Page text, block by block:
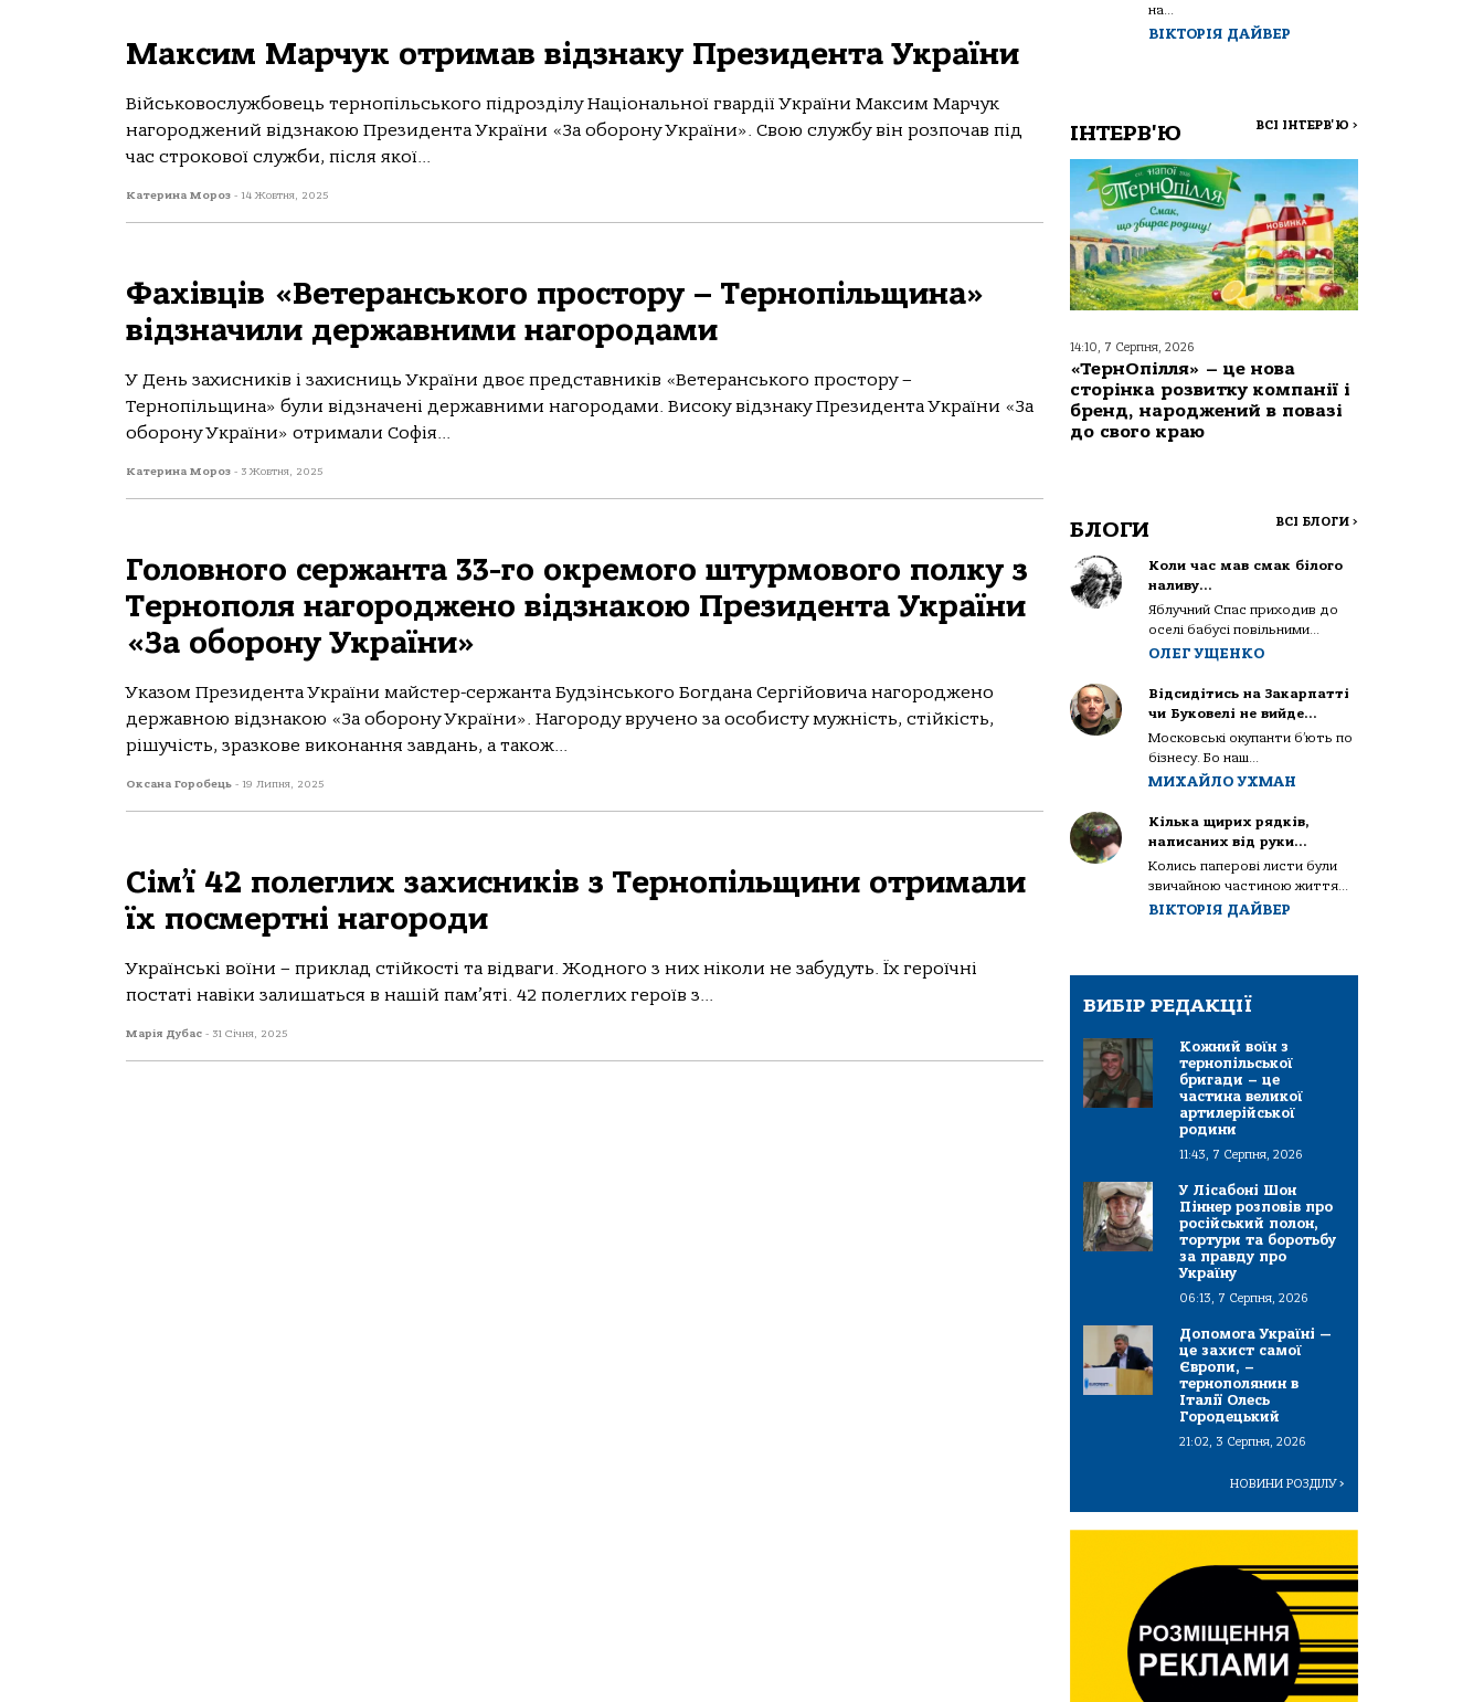
Максим Марчук отримав відзнаку Президента України
Військовослужбовець тернопільського підрозділу Національної гвардії України Максим Марчук
нагороджений відзнакою Президента України «За оборону України». Свою службу він розпочав під
час строкової служби, після якої...
Катерина Мороз - 14 Жовтня, 2025
Фахівців «Ветеранського простору – Тернопільщина»
відзначили державними нагородами
У День захисників і захисниць України двоє представників «Ветеранського простору –
Тернопільщина» були відзначені державними нагородами. Високу відзнаку Президента України «За
оборону України» отримали Софія...
Катерина Мороз - 3 Жовтня, 2025
Головного сержанта 33-го окремого штурмового полку з
Тернополя нагороджено відзнакою Президента України
«За оборону України»
Указом Президента України майстер-сержанта Будзінського Богдана Сергійовича нагороджено
державною відзнакою «За оборону України». Нагороду вручено за особисту мужність, стійкість,
рішучість, зразкове виконання завдань, а також...
Оксана Горобець - 19 Липня, 2025
Сім’ї 42 полеглих захисників з Тернопільщини отримали
їх посмертні нагороди
Українські воїни – приклад стійкості та відваги. Жодного з них ніколи не забудуть. Їх героїчні
постаті навіки залишаться в нашій пам’яті. 42 полеглих героїв з...
Марія Дубас - 31 Січня, 2025
на...
ВІКТОРІЯ ДАЙВЕР
ІНТЕРВ'Ю ВСІ ІНТЕРВ'Ю >
14:10, 7 Серпня, 2026
«ТернОпілля» – це нова
сторінка розвитку компанії і
бренд, народжений в повазі
до свого краю
БЛОГИ ВСІ БЛОГИ >
Коли час мав смак білого
наливу…
Яблучний Спас приходив до
оселі бабусі повільними...
ОЛЕГ УЩЕНКО
Відсидітись на Закарпатті
чи Буковелі не вийде…
Московські окупанти б’ють по
бізнесу. Бо наш...
МИХАЙЛО УХМАН
Кілька щирих рядків,
написаних від руки…
Колись паперові листи були
звичайною частиною життя...
ВІКТОРІЯ ДАЙВЕР
ВИБІР РЕДАКЦІЇ
Кожний воїн з
тернопільської
бригади – це
частина великої
артилерійської
родини
11:43, 7 Серпня, 2026
У Лісабоні Шон
Піннер розповів про
російський полон,
тортури та боротьбу
за правду про
Україну
06:13, 7 Серпня, 2026
Допомога Україні —
це захист самої
Європи, –
тернополянин в
Італії Олесь
Городецький
21:02, 3 Серпня, 2026
НОВИНИ РОЗДІЛУ>